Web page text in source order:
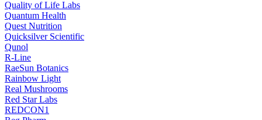
Quality of Life Labs
Quantum Health
Quest Nutrition
Quicksilver Scientific
Qunol
R-Line
RaeSun Botanics
Rainbow Light
Real Mushrooms
Red Star Labs
REDCON1